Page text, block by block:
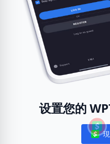
设置您的